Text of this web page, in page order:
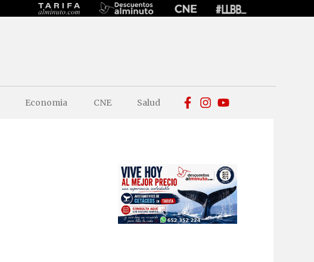
Economia CNE Salud